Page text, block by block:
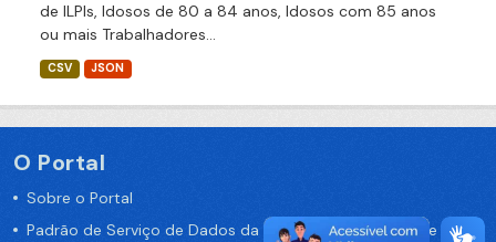
de ILPIs, Idosos de 80 a 84 anos, Idosos com 85 anos
ou mais Trabalhadores...
CSV JSON
O Portal
Sobre o Portal
Padrão de Serviço de Dados da Prefeitura da Cidade de